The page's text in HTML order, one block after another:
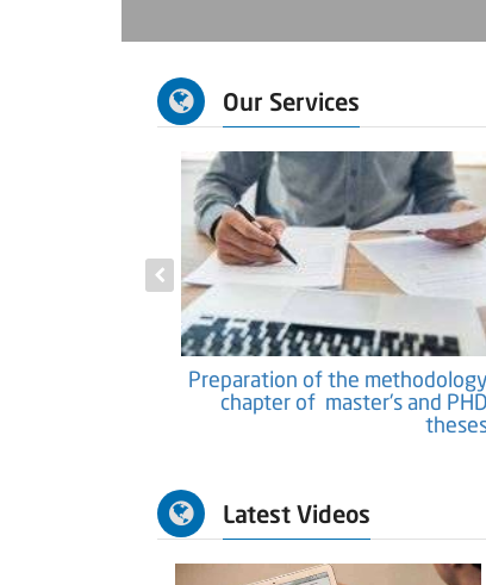
Our Services
Preparation of the methodology
chapter of master's and PHD
Latest Videos